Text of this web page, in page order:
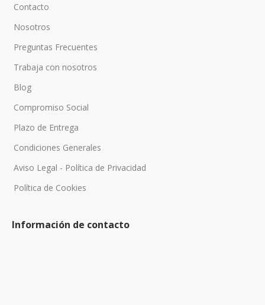
Contacto
Nosotros
Preguntas Frecuentes
Trabaja con nosotros
Blog
Compromiso Social
Plazo de Entrega
Condiciones Generales
Aviso Legal - Política de Privacidad
Política de Cookies
Información de contacto